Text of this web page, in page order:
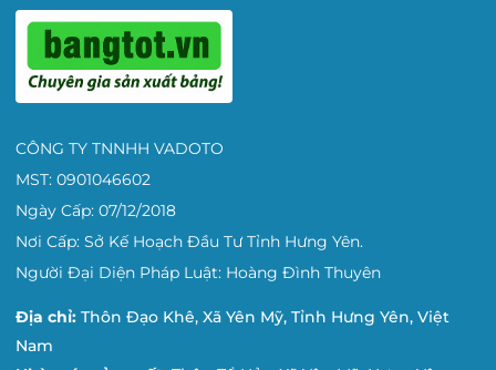
Thông Tin Doanh Nghiệp CÔNG TY
TNHH VADOTO
Mã số thuế:0901046602
Nhà máy sản xuất:
Hotline nhà máy:0963 244 956 – Trực tiếp phục vụ
nhu cầu của quý khách hàng, từ các văn phòng kinh
học.
Bảng ghim thông báo vải nỉ màu đỏ đô T6011
CÔNG TY TNNHH VADOTO
MST: 0901046602
Ngày Cấp: 07/12/2018
Nơi Cấp: Sở Kế Hoạch Đầu Tư Tỉnh Hưng Yên.
Người Đại Diện Pháp Luật: Hoàng Đình Thuyên
Địa chỉ: Thôn Đạo Khê, Xã Yên Mỹ, Tỉnh Hưng Yên, Việt
Nam